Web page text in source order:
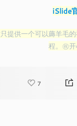
iSlide
提供一个可以薅羊毛
程。㊗️开
7